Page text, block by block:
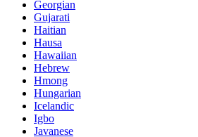
Georgian
Gujarati
Haitian
Hausa
Hawaiian
Hebrew
Hmong
Hungarian
Icelandic
Igbo
Javanese